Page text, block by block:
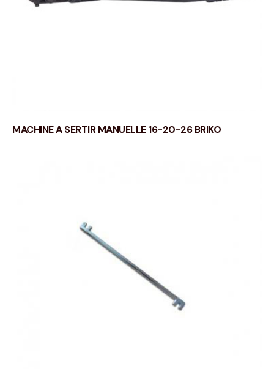
MACHINE A SERTIR MANUELLE 16-20-26 BRIKO